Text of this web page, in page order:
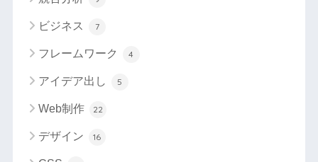
ビジネス 7
フレームワーク 4
アイデア出し 5
Web制作 22
デザイン 16